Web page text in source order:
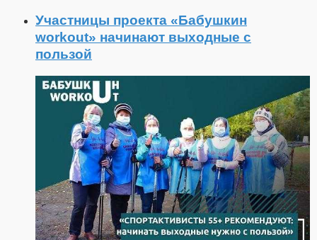
Участницы проекта «Бабушкин
workout» начинают выходные с
пользой